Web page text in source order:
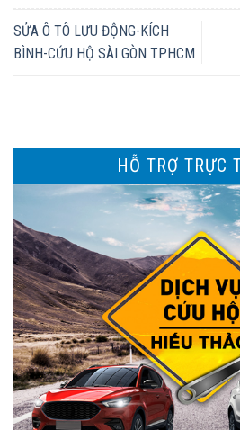
SỬA Ô TÔ LƯU ĐỘNG-KÍCH
BÌNH-CỨU HỘ SÀI GÒN TPHCM
HỖ TRỢ TRỰC